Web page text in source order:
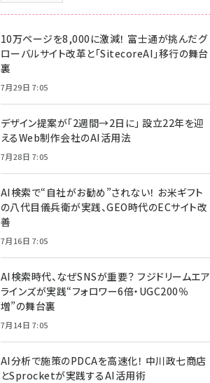
10万ページを8,000に激減！ 富士通が挑んだグ
ローバルサイト改革と「SitecoreAI」移行の舞台
裏
7月29日 7:05
デザイン提案が「2週間→2日に」 設立22年を迎
えるWeb制作会社のAI活用法
7月28日 7:05
AI検索で“自社がお勧め”されない！ お米ギフト
の八代目儀兵衛が実践、GEO時代のECサイト改
善
7月16日 7:05
AI検索時代、なぜSNSが重要？ フジドリームエア
ラインズが実践“フォロワー6倍・UGC200％
増”の舞台裏
7月14日 7:05
AI分析で施策のPDCAを高速化！ 中川政七商店
とSprocketが実践するAI活用術